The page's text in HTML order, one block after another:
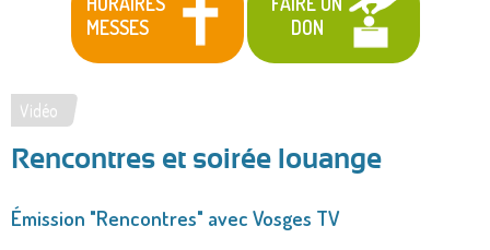
MESSES
DON
Vous
êtes
ici
Vidéo
Rencontres et soirée louange
Émission "Rencontres" avec Vosges TV